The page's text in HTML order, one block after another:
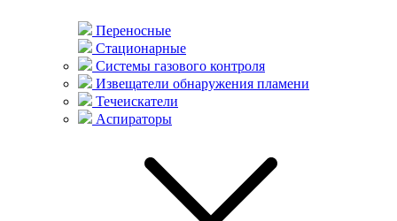
Переносные
Стационарные
Системы газового контроля
Извещатели обнаружения пламени
Течеискатели
Аспираторы